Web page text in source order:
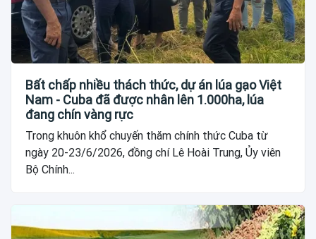
Bất chấp nhiều thách thức, dự án lúa gạo Việt
Nam - Cuba đã được nhân lên 1.000ha, lúa
đang chín vàng rực
Trong khuôn khổ chuyến thăm chính thức Cuba từ
ngày 20-23/6/2026, đồng chí Lê Hoài Trung, Ủy viên
Bộ Chính...